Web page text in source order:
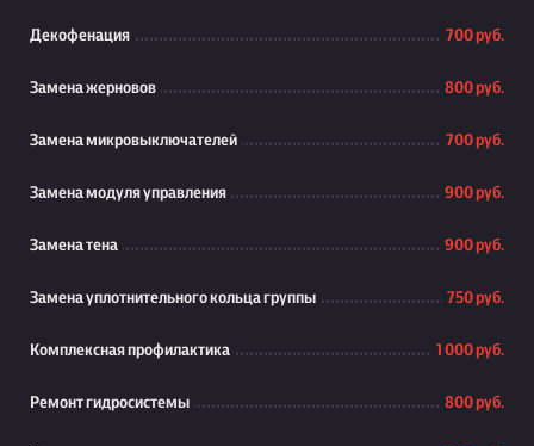
Декофенация 700 руб.
Замена жерновов 800 руб.
Замена микровыключателей 700 руб.
Замена модуля управления 900 руб.
Замена тена 900 руб.
Замена уплотнительного кольца группы 750 руб.
Комплексная профилактика 1 000 руб.
Ремонт гидросистемы 800 руб.